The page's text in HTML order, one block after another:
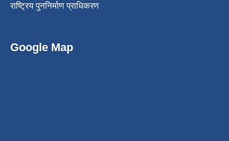
राष्ट्रिय पुननिर्माण प्राधिकरण
Google Map